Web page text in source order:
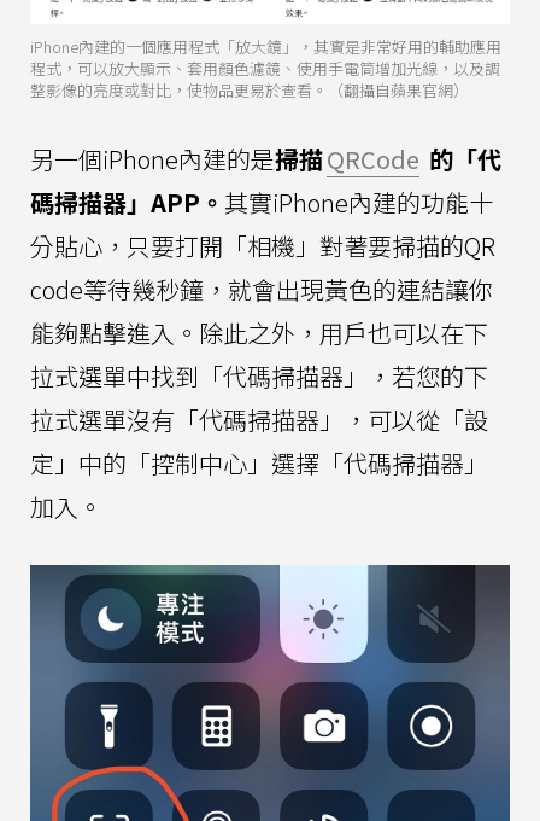
iPhone內建的一個應用程式「放大鏡」，其實是非常好用的輔助應用
程式，可以放大顯示、套用顏色濾鏡、使用手電筒增加光線，以及調
整影像的亮度或對比，使物品更易於查看。（翻攝自蘋果官網）
另一個iPhone內建的是掃描QRCode 的「代
碼掃描器」APP。 其實iPhone內建的功能十
分貼心，只要打開「相機」對著要掃描的QR
code等待幾秒鐘，就會出現黃色的連結讓你
能夠點擊進入。除此之外，用戶也可以在下
拉式選單中找到「代碼掃描器」，若您的下
拉式選單沒有「代碼掃描器」，可以從「設
定」中的「控制中心」選擇「代碼掃描器」
加入。